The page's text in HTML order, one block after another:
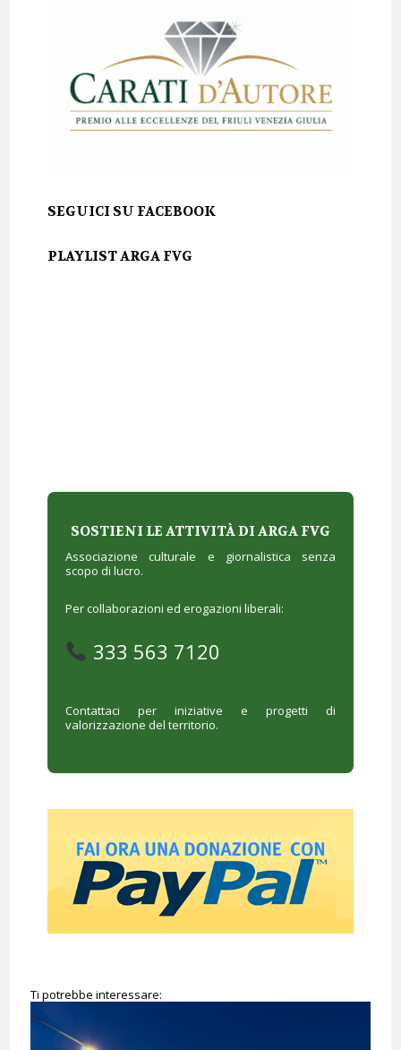
SEGUICI SU FACEBOOK
PLAYLIST ARGA FVG
SOSTIENI LE ATTIVITÀ DI ARGA FVG
Associazione culturale e giornalistica senza
scopo di lucro.
Per collaborazioni ed erogazioni liberali:
333 563 7120
Contattaci per iniziative e progetti di
valorizzazione del territorio.
Ti potrebbe interessare: